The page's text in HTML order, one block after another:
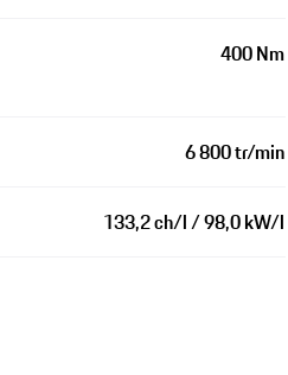
400 Nm
6 800 tr/min
133,2 ch/l / 98,0 kW/l